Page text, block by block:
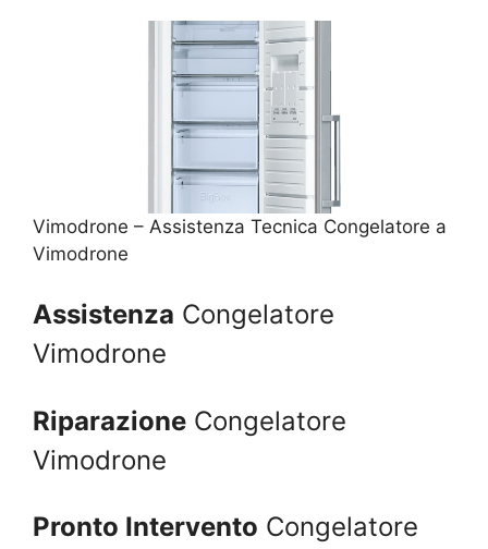
Vimodrone – Assistenza Tecnica Congelatore a
Vimodrone
Assistenza Congelatore
Vimodrone
Riparazione Congelatore
Vimodrone
Pronto Intervento Congelatore